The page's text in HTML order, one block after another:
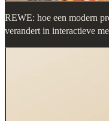
REWE: hoe een modern
verandert in interactieve